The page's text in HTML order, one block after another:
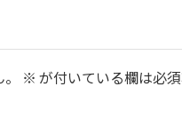
※ が付いている欄は必